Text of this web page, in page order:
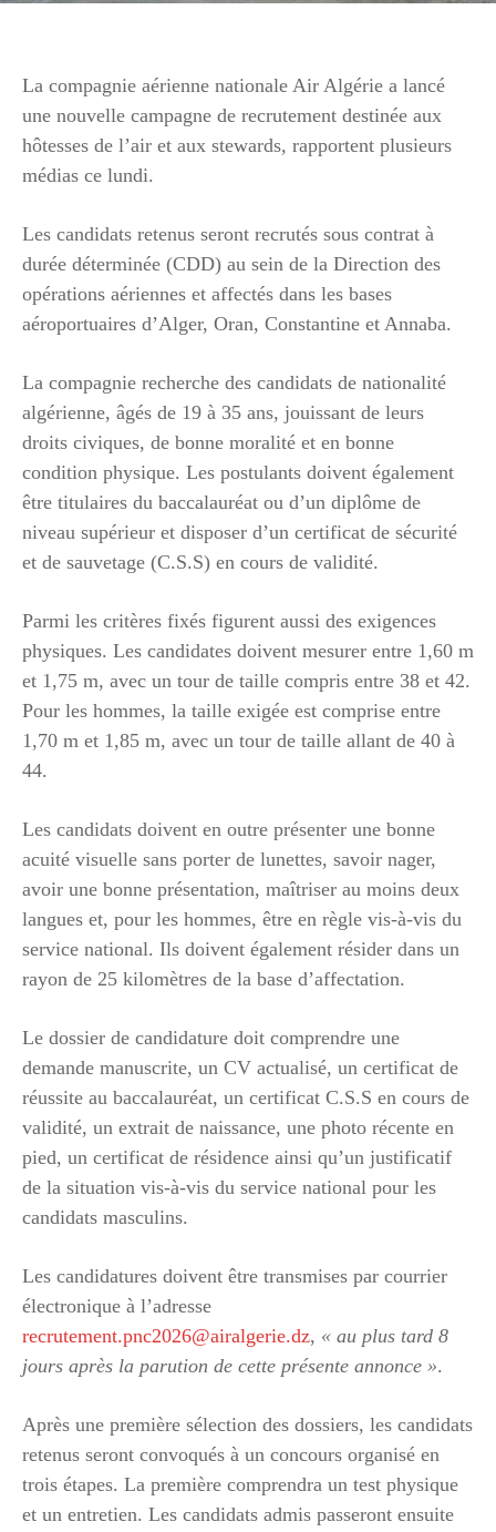
La compagnie aérienne nationale Air Algérie a lancé
une nouvelle campagne de recrutement destinée aux
hôtesses de l’air et aux stewards, rapportent plusieurs
médias ce lundi.
Les candidats retenus seront recrutés sous contrat à
durée déterminée (CDD) au sein de la Direction des
opérations aériennes et affectés dans les bases
aéroportuaires d’Alger, Oran, Constantine et Annaba.
La compagnie recherche des candidats de nationalité
algérienne, âgés de 19 à 35 ans, jouissant de leurs
droits civiques, de bonne moralité et en bonne
condition physique. Les postulants doivent également
être titulaires du baccalauréat ou d’un diplôme de
niveau supérieur et disposer d’un certificat de sécurité
et de sauvetage (C.S.S) en cours de validité.
Parmi les critères fixés figurent aussi des exigences
physiques. Les candidates doivent mesurer entre 1,60 m
et 1,75 m, avec un tour de taille compris entre 38 et 42.
Pour les hommes, la taille exigée est comprise entre
1,70 m et 1,85 m, avec un tour de taille allant de 40 à
44.
Les candidats doivent en outre présenter une bonne
acuité visuelle sans porter de lunettes, savoir nager,
avoir une bonne présentation, maîtriser au moins deux
langues et, pour les hommes, être en règle vis-à-vis du
service national. Ils doivent également résider dans un
rayon de 25 kilomètres de la base d’affectation.
Le dossier de candidature doit comprendre une
demande manuscrite, un CV actualisé, un certificat de
réussite au baccalauréat, un certificat C.S.S en cours de
validité, un extrait de naissance, une photo récente en
pied, un certificat de résidence ainsi qu’un justificatif
de la situation vis-à-vis du service national pour les
candidats masculins.
Les candidatures doivent être transmises par courrier
électronique à l’adresse
recrutement.pnc2026@airalgerie.dz, « au plus tard 8
jours après la parution de cette présente annonce ».
Après une première sélection des dossiers, les candidats
retenus seront convoqués à un concours organisé en
trois étapes. La première comprendra un test physique
et un entretien. Les candidats admis passeront ensuite